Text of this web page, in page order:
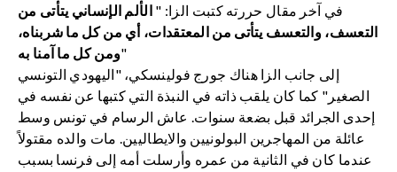
في آخر مقال حررته كتبت الزا: "الألم الإنساني يتأتى من
التعسف، والتعسف يتأتى من المعتقدات، أي من كل ما شربناه،
ومن كل ما آمنا به"
إلى جانب الزا هناك جورج فولينسكي، "اليهودي التونسي
الصغير" كما كان يلقب ذاته في النبذة التي كتبها عن نفسه في
إحدى الجرائد قبل بضعة سنوات. عاش الرسام في تونس وسط
عائلة من المهاجرين البولونيين والايطاليين. مات والده مقتولاً
عندما كان في الثانية من عمره وأرسلت أمه إلى فرنسا بسبب